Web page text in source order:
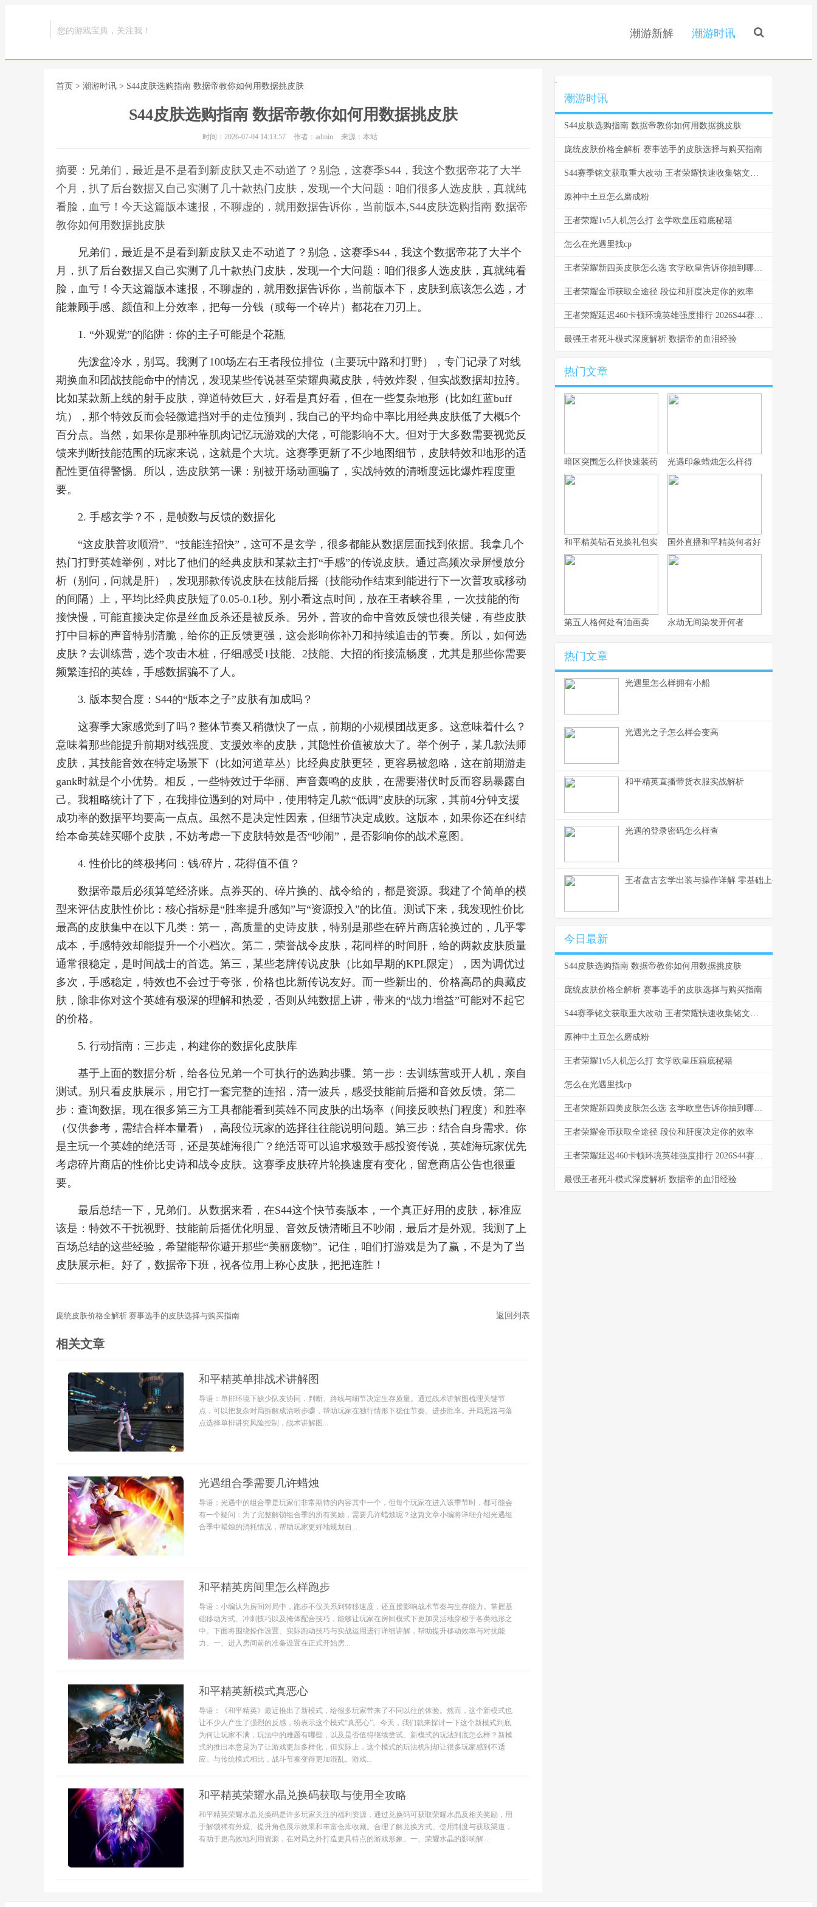
您的游戏宝典，关注我！ 潮游新解 潮游时讯
首页 > 潮游时讯 > S44皮肤选购指南 数据帝教你如何用数据挑皮肤
S44皮肤选购指南 数据帝教你如何用数据挑皮肤
时间：2026-07-04 14:13:57 作者：admin 来源：本站
摘要：兄弟们，最近是不是看到新皮肤又走不动道了？别急，这赛季S44，我这个数据帝花了大半
个月，扒了后台数据又自己实测了几十款热门皮肤，发现一个大问题：咱们很多人选皮肤，真就纯
看脸，血亏！今天这篇版本速报，不聊虚的，就用数据告诉你，当前版本,S44皮肤选购指南 数据帝
教你如何用数据挑皮肤
兄弟们，最近是不是看到新皮肤又走不动道了？别急，这赛季S44，我这个数据帝花了大半个
月，扒了后台数据又自己实测了几十款热门皮肤，发现一个大问题：咱们很多人选皮肤，真就纯看
脸，血亏！今天这篇版本速报，不聊虚的，就用数据告诉你，当前版本下，皮肤到底该怎么选，才
能兼顾手感、颜值和上分效率，把每一分钱（或每一个碎片）都花在刀刃上。
1. “外观党”的陷阱：你的主子可能是个花瓶
先泼盆冷水，别骂。我测了100场左右王者段位排位（主要玩中路和打野），专门记录了对线
期换血和团战技能命中的情况，发现某些传说甚至荣耀典藏皮肤，特效炸裂，但实战数据却拉胯。
比如某款新上线的射手皮肤，弹道特效巨大，好看是真好看，但在一些复杂地形（比如红蓝buff
坑），那个特效反而会轻微遮挡对手的走位预判，我自己的平均命中率比用经典皮肤低了大概5个
百分点。当然，如果你是那种靠肌肉记忆玩游戏的大佬，可能影响不大。但对于大多数需要视觉反
馈来判断技能范围的玩家来说，这就是个大坑。这赛季更新了不少地图细节，皮肤特效和地形的适
配性更值得警惕。所以，选皮肤第一课：别被开场动画骗了，实战特效的清晰度远比爆炸程度重
要。
2. 手感玄学？不，是帧数与反馈的数据化
“这皮肤普攻顺滑”、“技能连招快”，这可不是玄学，很多都能从数据层面找到依据。我拿几个
热门打野英雄举例，对比了他们的经典皮肤和某款主打“手感”的传说皮肤。通过高频次录屏慢放分
析（别问，问就是肝），发现那款传说皮肤在技能后摇（技能动作结束到能进行下一次普攻或移动
的间隔）上，平均比经典皮肤短了0.05-0.1秒。别小看这点时间，放在王者峡谷里，一次技能的衔
接快慢，可能直接决定你是丝血反杀还是被反杀。另外，普攻的命中音效反馈也很关键，有些皮肤
打中目标的声音特别清脆，给你的正反馈更强，这会影响你补刀和持续追击的节奏。所以，如何选
皮肤？去训练营，选个攻击木桩，仔细感受1技能、2技能、大招的衔接流畅度，尤其是那些你需要
频繁连招的英雄，手感数据骗不了人。
3. 版本契合度：S44的“版本之子”皮肤有加成吗？
这赛季大家感觉到了吗？整体节奏又稍微快了一点，前期的小规模团战更多。这意味着什么？
意味着那些能提升前期对线强度、支援效率的皮肤，其隐性价值被放大了。举个例子，某几款法师
皮肤，其技能音效在特定场景下（比如河道草丛）比经典皮肤更轻，更容易被忽略，这在前期游走
gank时就是个小优势。相反，一些特效过于华丽、声音轰鸣的皮肤，在需要潜伏时反而容易暴露自
己。我粗略统计了下，在我排位遇到的对局中，使用特定几款“低调”皮肤的玩家，其前4分钟支援
成功率的数据平均要高一点点。虽然不是决定性因素，但细节决定成败。这版本，如果你还在纠结
给本命英雄买哪个皮肤，不妨考虑一下皮肤特效是否“吵闹”，是否影响你的战术意图。
4. 性价比的终极拷问：钱/碎片，花得值不值？
数据帝最后必须算笔经济账。点券买的、碎片换的、战令给的，都是资源。我建了个简单的模
型来评估皮肤性价比：核心指标是“胜率提升感知”与“资源投入”的比值。测试下来，我发现性价比
最高的皮肤集中在以下几类：第一，高质量的史诗皮肤，特别是那些在碎片商店轮换过的，几乎零
成本，手感特效却能提升一个小档次。第二，荣誉战令皮肤，花同样的时间肝，给的两款皮肤质量
通常很稳定，是时间战士的首选。第三，某些老牌传说皮肤（比如早期的KPL限定），因为调优过
多次，手感稳定，特效也不会过于夸张，价格也比新传说友好。而一些新出的、价格高昂的典藏皮
肤，除非你对这个英雄有极深的理解和热爱，否则从纯数据上讲，带来的“战力增益”可能对不起它
的价格。
5. 行动指南：三步走，构建你的数据化皮肤库
基于上面的数据分析，给各位兄弟一个可执行的选购步骤。第一步：去训练营或开人机，亲自
测试。别只看皮肤展示，用它打一套完整的连招，清一波兵，感受技能前后摇和音效反馈。第二
步：查询数据。现在很多第三方工具都能看到英雄不同皮肤的出场率（间接反映热门程度）和胜率
（仅供参考，需结合样本量看），高段位玩家的选择往往能说明问题。第三步：结合自身需求。你
是主玩一个英雄的绝活哥，还是英雄海很广？绝活哥可以追求极致手感投资传说，英雄海玩家优先
考虑碎片商店的性价比史诗和战令皮肤。这赛季皮肤碎片轮换速度有变化，留意商店公告也很重
要。
最后总结一下，兄弟们。从数据来看，在S44这个快节奏版本，一个真正好用的皮肤，标准应
该是：特效不干扰视野、技能前后摇优化明显、音效反馈清晰且不吵闹，最后才是外观。我测了上
百场总结的这些经验，希望能帮你避开那些“美丽废物”。记住，咱们打游戏是为了赢，不是为了当
皮肤展示柜。好了，数据帝下班，祝各位用上称心皮肤，把把连胜！
庞统皮肤价格全解析 赛事选手的皮肤选择与购买指南 返回列表
相关文章
和平精英单排战术讲解图
导语：单排环境下缺少队友协同，判断、路线与细节决定生存质量。通过战术讲解图梳理关键节
点，可以把复杂对局拆解成清晰步骤，帮助玩家在独行情形下稳住节奏、进步胜率。开局思路与落
点选择单排讲究风险控制，战术讲解图...
光遇组合季需要几许蜡烛
导语：光遇中的组合季是玩家们非常期待的内容其中一个，但每个玩家在进入该季节时，都可能会
有一个疑问：为了完整解锁组合季的所有奖励，需要几许蜡烛呢？这篇文章小编将详细介绍光遇组
合季中蜡烛的消耗情况，帮助玩家更好地规划自...
和平精英房间里怎么样跑步
导语：小编认为房间对局中，跑步不仅关系到转移速度，还直接影响战术节奏与生存能力。掌握基
础移动方式、冲刺技巧以及掩体配合技巧，能够让玩家在房间模式下更加灵活地穿梭于各类地形之
中。下面将围绕操作设置、实际跑动技巧与实战运用进行详细讲解，帮助提升移动效率与对抗能
力。一、进入房间前的准备设置在正式开始房...
和平精英新模式真恶心
导语：《和平精英》最近推出了新模式，给很多玩家带来了不同以往的体验。然而，这个新模式也
让不少人产生了强烈的反感，纷表示这个模式“真恶心”。今天，我们就来探讨一下这个新模式到底
为何让玩家不满，玩法中的难题有哪些，以及是否值得继续尝试。新模式的玩法到底怎么样？新模
式的推出本意是为了让游戏更加多样化，但实际上，这个模式的玩法机制却让很多玩家感到不适
应。与传统模式相比，战斗节奏变得更加混乱。游戏...
和平精英荣耀水晶兑换码获取与使用全攻略
和平精英荣耀水晶兑换码是许多玩家关注的福利资源，通过兑换码可获取荣耀水晶及相关奖励，用
于解锁稀有外观、提升角色展示效果和丰富仓库收藏。合理了解兑换方式、使用制度与获取渠道，
有助于更高效地利用资源，在对局之外打造更具特点的游戏形象。一、荣耀水晶的影响解...
.
潮游时讯
S44皮肤选购指南 数据帝教你如何用数据挑皮肤
庞统皮肤价格全解析 赛事选手的皮肤选择与购买指南
S44赛季铭文获取重大改动 王者荣耀快速收集铭文全攻略
原神中土豆怎么磨成粉
王者荣耀1v5人机怎么打 玄学欧皇压箱底秘籍
怎么在光遇里找cp
王者荣耀新四美皮肤怎么选 玄学欧皇告诉你抽到哪个最赚
王者荣耀金币获取全途径 段位和肝度决定你的效率
王者荣耀延迟460卡顿环境英雄强度排行 2026S44赛季实测推荐
最强王者死斗模式深度解析 数据帝的血泪经验
热门文章
暗区突围怎么样快速装药 光遇印象蜡烛怎么样得
和平精英钻石兑换礼包实用攻略详解国外直播和平精英何者好
第五人格何处有油画卖 永劫无间染发开何者
热门文章
光遇里怎么样拥有小船
光遇光之子怎么样会变高
和平精英直播带货衣服实战解析
光遇的登录密码怎么样查
王者盘古玄学出装与操作详解 零基础上手到乱杀的
今日最新
S44皮肤选购指南 数据帝教你如何用数据挑皮肤
庞统皮肤价格全解析 赛事选手的皮肤选择与购买指南
S44赛季铭文获取重大改动 王者荣耀快速收集铭文全攻略
原神中土豆怎么磨成粉
王者荣耀1v5人机怎么打 玄学欧皇压箱底秘籍
怎么在光遇里找cp
王者荣耀新四美皮肤怎么选 玄学欧皇告诉你抽到哪个最赚
王者荣耀金币获取全途径 段位和肝度决定你的效率
王者荣耀延迟460卡顿环境英雄强度排行 2026S44赛季实测推荐
最强王者死斗模式深度解析 数据帝的血泪经验